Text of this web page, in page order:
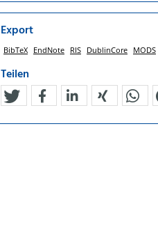
Export
BibTeX EndNote RIS DublinCore MODS
Teilen